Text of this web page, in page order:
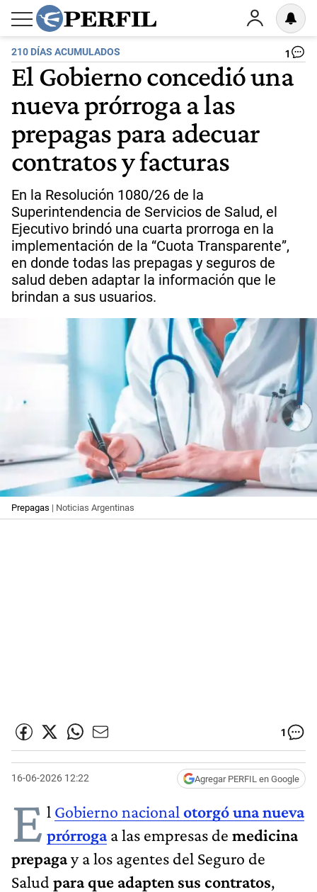
210 DÍAS ACUMULADOS 1
El Gobierno concedió una
nueva prórroga a las
prepagas para adecuar
contratos y facturas
En la Resolución 1080/26 de la
Superintendencia de Servicios de Salud, el
Ejecutivo brindó una cuarta prorroga en la
implementación de la “Cuota Transparente”,
en donde todas las prepagas y seguros de
salud deben adaptar la información que le
brindan a sus usuarios.
Prepagas | Noticias Argentinas
1
16-06-2026 12:22 Agregar PERFIL en Google
E l Gobierno nacional otorgó una nueva
prórrogaa las empresas de medicina
prepagay a los agentes del Seguro de
Salud para que adapten sus contratos,